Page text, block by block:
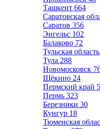
Ташкент 664
Саратовская
Саратов 356
Энгельс 102
Балаково 72
Тульская область
Тула 288
Новомосковск
Щёкино 24
Пермский край
Пермь 323
Березники 30
Кунгур 18
Тюменская